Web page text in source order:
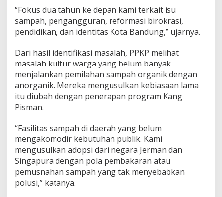
s
K
e
j
a
k
a
n
P
l
i
k
“Fokus dua tahun ke depan kami terkait isu
sampah, pengangguran, reformasi birokrasi,
pendidikan, dan identitas Kota Bandung,” ujarnya.
Dari hasil identifikasi masalah, PPKP melihat
masalah kultur warga yang belum banyak
menjalankan pemilahan sampah organik dengan
anorganik. Mereka mengusulkan kebiasaan lama
itu diubah dengan penerapan program Kang
Pisman.
“Fasilitas sampah di daerah yang belum
mengakomodir kebutuhan publik. Kami
mengusulkan adopsi dari negara Jerman dan
Singapura dengan pola pembakaran atau
pemusnahan sampah yang tak menyebabkan
polusi,” katanya.